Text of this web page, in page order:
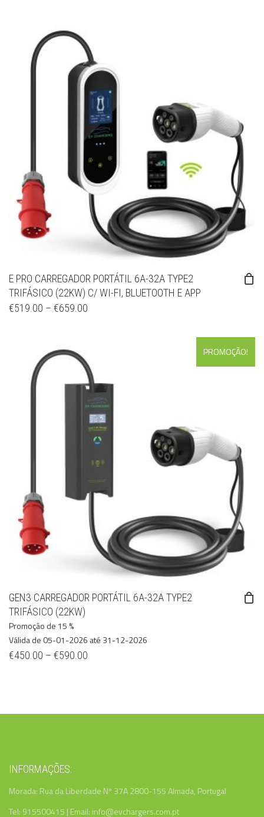
E PRO CARREGADOR PORTÁTIL 6A-32A TYPE2
TRIFÁSICO (22KW) C/ WI-FI, BLUETOOTH E APP
€519.00 – €659.00
PROMOÇÃO!
GEN3 CARREGADOR PORTÁTIL 6A-32A TYPE2
TRIFÁSICO (22KW)
Promoção de 15 %
Válida de 05-01-2026 até 31-12-2026
€450.00 – €590.00
INFORMAÇÕES:
Morada: Rua da Liberdade Nº 37A 2800-155 Almada, Portugal
Tel: 915500415 | Email: info@evchargers.com.pt